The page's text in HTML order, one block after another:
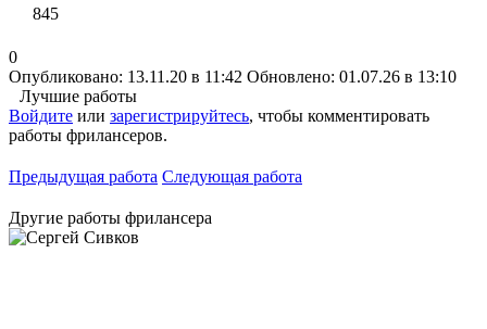
845
0
Опубликовано: 13.11.20 в 11:42 Обновлено: 01.07.26 в 13:10
Лучшие работы
Войдите или зарегистрируйтесь, чтобы комментировать
работы фрилансеров.
Предыдущая работа Следующая работа
Другие работы фрилансера